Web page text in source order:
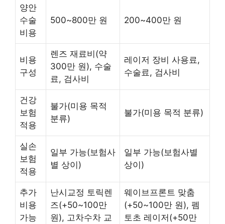
양안
수술
비용
500~800만 원 200~400만 원
비용
구성
렌즈 재료비(약
300만 원), 수술
료, 검사비
레이저 장비 사용료,
수술료, 검사비
건강
보험
적용
불가(미용 목적
분류)
불가(미용 목적 분류)
실손
보험
적용
일부 가능(보험사
별 상이)
일부 가능(보험사별
상이)
추가
비용
가능
난시교정 토릭렌
즈(+50~100만
원), 고차수차 교
웨이브프론트 맞춤
(+50~100만 원), 펨
토초 레이저(+50만